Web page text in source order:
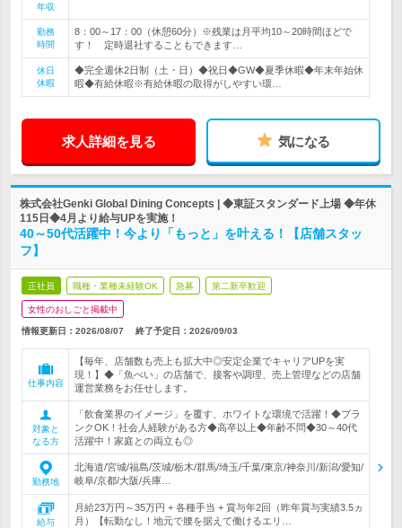
年収
勤務
時間
8：00～17：00（休憩60分）※残業は月平均10～20時間ほどで
す！ 定時退社することもできます…
休日
休暇
◆完全週休2日制（土・日）◆祝日◆GW◆夏季休暇◆年末年始休
暇◆有給休暇※有給休暇の取得がしやすい環…
求人詳細を見る 気になる
株式会社Genki Global Dining Concepts | ◆東証スタンダード上場 ◆年休
115日◆4月より給与UPを実施！
40～50代活躍中！今より「もっと」を叶える！【店舗スタッ
フ】
正社員 職種・業種未経験OK 急募 第二新卒歓迎
女性のおしごと掲載中
情報更新日：2026/08/07 終了予定日： 2026/09/03
仕事内容
【毎年、店舗数も売上も拡大中◎安定企業でキャリアUPを実
現！】◆「魚べい」の店舗で、接客や調理、売上管理などの店舗
運営業務をお任せします。
対象と
なる方
「飲食業界のイメージ」を覆す、ホワイトな環境で活躍！◆ブラ
ンクOK！社会人経験がある方◆高卒以上◆年齢不問◆30～40代
活躍中！家庭との両立も◎
勤務地
北海道/宮城/福島/茨城/栃木/群馬/埼玉/千葉/東京/神奈川/新潟/愛知/
岐阜/京都/大阪/兵庫…
給与
月給23万円～35万円 + 各種手当 + 賞与年2回（昨年賞与実績3.5ヵ
月）【転勤なし！地元で腰を据えて働けるエリ…